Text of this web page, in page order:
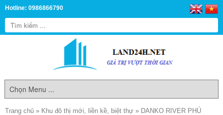
Hotline: 0986866790
Trang chủ » Khu đô thị mới, liền kề, biệt thự » DANKO RIVER PHÚ